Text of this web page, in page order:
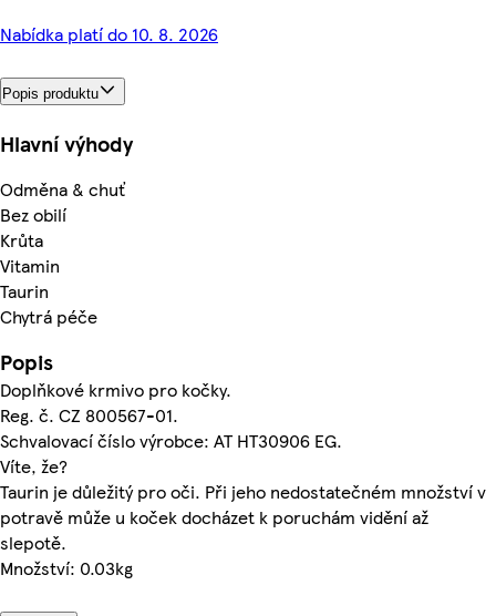
Nabídka platí do 10. 8. 2026
Popis produktu
Hlavní výhody
Odměna & chuť
Bez obilí
Krůta
Vitamin
Taurin
Chytrá péče
Popis
Doplňkové krmivo pro kočky.
Reg. č. CZ 800567-01.
Schvalovací číslo výrobce: AT HT30906 EG.
Víte, že?
Taurin je důležitý pro oči. Při jeho nedostatečném množství v
potravě může u koček docházet k poruchám vidění až
slepotě.
Množství: 0.03kg